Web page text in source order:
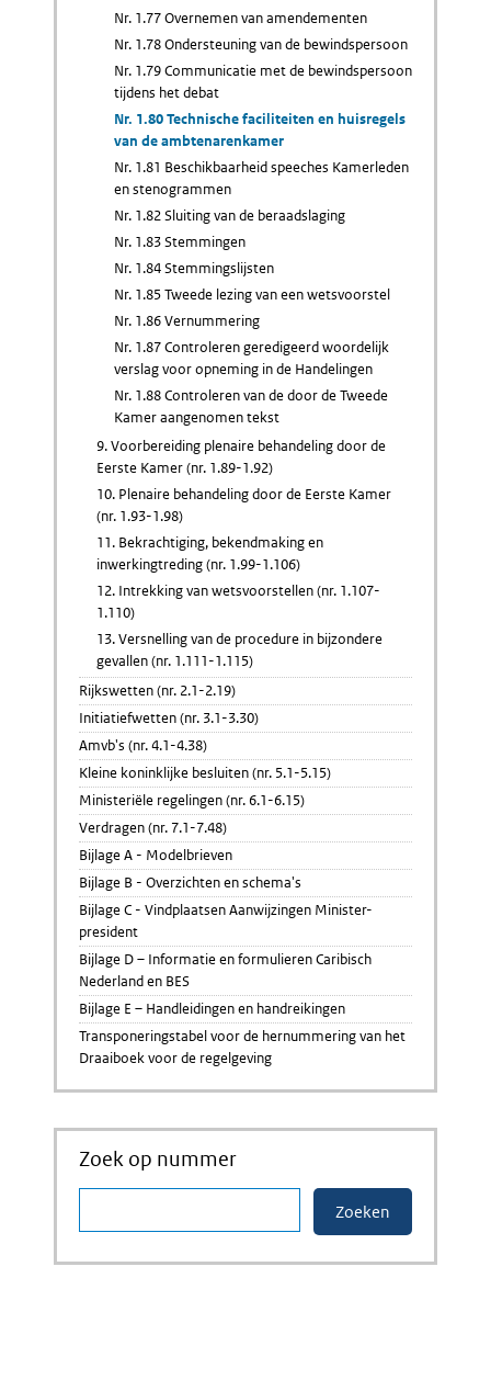
Nr. 1.77 Overnemen van amendementen
Nr. 1.78 Ondersteuning van de bewindspersoon
Nr. 1.79 Communicatie met de bewindspersoon
tijdens het debat
Nr. 1.80 Technische faciliteiten en huisregels
van de ambtenarenkamer
Nr. 1.81 Beschikbaarheid speeches Kamerleden
en stenogrammen
Nr. 1.82 Sluiting van de beraadslaging
Nr. 1.83 Stemmingen
Nr. 1.84 Stemmingslijsten
Nr. 1.85 Tweede lezing van een wetsvoorstel
Nr. 1.86 Vernummering
Nr. 1.87 Controleren geredigeerd woordelijk
verslag voor opneming in de Handelingen
Nr. 1.88 Controleren van de door de Tweede
Kamer aangenomen tekst
9. Voorbereiding plenaire behandeling door de
Eerste Kamer (nr. 1.89-1.92)
10. Plenaire behandeling door de Eerste Kamer
(nr. 1.93-1.98)
11. Bekrachtiging, bekendmaking en
inwerkingtreding (nr. 1.99-1.106)
12. Intrekking van wetsvoorstellen (nr. 1.107-
1.110)
13. Versnelling van de procedure in bijzondere
gevallen (nr. 1.111-1.115)
Rijkswetten (nr. 2.1-2.19)
Initiatiefwetten (nr. 3.1-3.30)
Amvb's (nr. 4.1-4.38)
Kleine koninklijke besluiten (nr. 5.1-5.15)
Ministeriële regelingen (nr. 6.1-6.15)
Verdragen (nr. 7.1-7.48)
Bijlage A - Modelbrieven
Bijlage B - Overzichten en schema's
Bijlage C - Vindplaatsen Aanwijzingen Minister-
president
Bijlage D – Informatie en formulieren Caribisch
Nederland en BES
Bijlage E – Handleidingen en handreikingen
Transponeringstabel voor de hernummering van het
Draaiboek voor de regelgeving
Zoek op nummer